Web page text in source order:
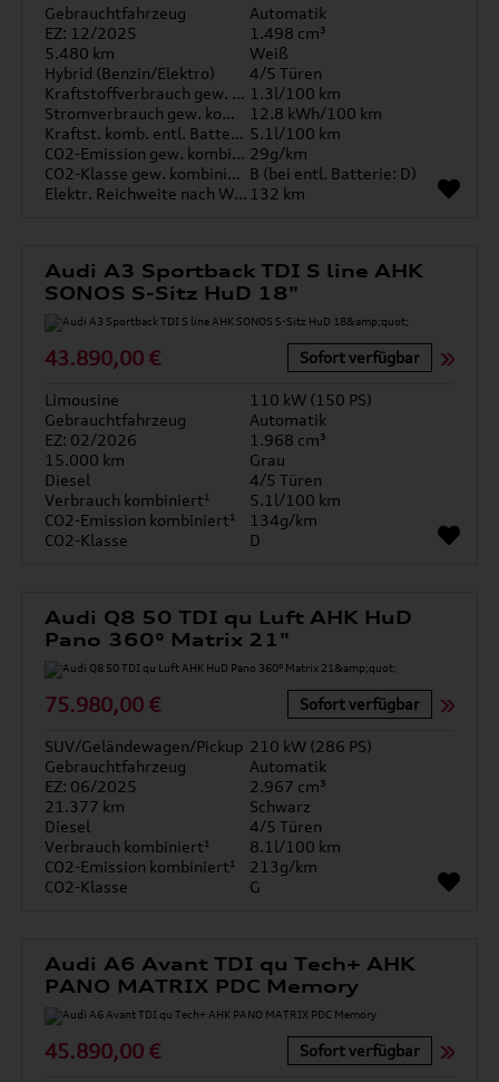
Gebrauchtfahrzeug
Automatik
EZ: 12/2025
1.498 cm³
5.480 km
Weiß
Hybrid (Benzin/Elektro)
4/5 Türen
Kraftstoffverbrauch gew. kombiniert 1.3l/100 km
Stromverbrauch gew. kombiniert
12.8 kWh/100 km
Kraftst. komb. entl. Batterie 5.1l/100 km
CO2-Emission gew. kombiniert 29g/km
CO2-Klasse gew. kombiniert B (bei entl. Batterie: D)
Elektr. Reichweite nach WLTP* 132 km
Audi A3 Sportback TDI S line AHK
SONOS S-Sitz HuD 18"
43.890,00 € Sofort verfügbar
Limousine
110 kW (150 PS)
Gebrauchtfahrzeug
Automatik
EZ: 02/2026
1.968 cm³
15.000 km
Grau
Diesel
4/5 Türen
Verbrauch kombiniert¹
5.1l/100 km
CO2-Emission kombiniert¹
134g/km
CO2-Klasse
D
Audi Q8 50 TDI qu Luft AHK HuD
Pano 360° Matrix 21"
75.980,00 € Sofort verfügbar
SUV/Geländewagen/Pickup 210 kW (286 PS)
Gebrauchtfahrzeug
Automatik
EZ: 06/2025
2.967 cm³
21.377 km
Schwarz
Diesel
4/5 Türen
Verbrauch kombiniert¹
8.1l/100 km
CO2-Emission kombiniert¹
213g/km
CO2-Klasse
G
Audi A6 Avant TDI qu Tech+ AHK
PANO MATRIX PDC Memory
45.890,00 € Sofort verfügbar